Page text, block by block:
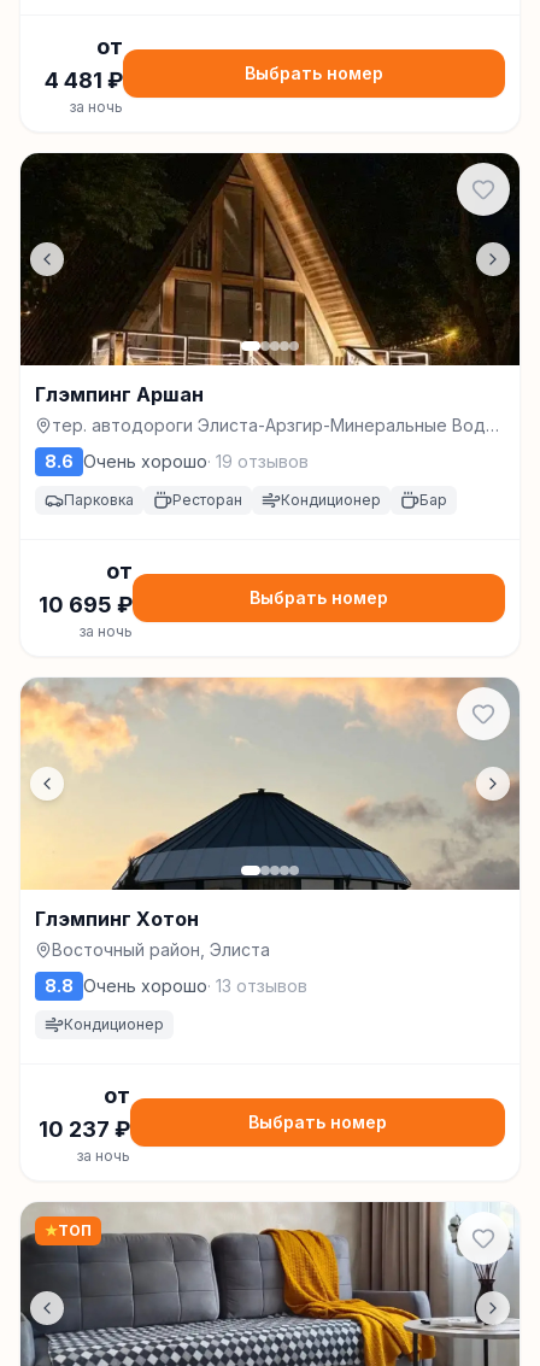
от
4 481 ₽
за ночь
Выбрать номер
Глэмпинг Аршан
тер. автодороги Элиста-Арзгир-Минеральные Воды,
км 3-й, з/у 3, Элиста
8.6 Очень хорошо· 19 отзывов
Парковка Ресторан Кондиционер Бар
от
10 695 ₽
за ночь
Выбрать номер
Глэмпинг Хотон
Восточный район, Элиста
8.8 Очень хорошо· 13 отзывов
Кондиционер
от
10 237 ₽
за ночь
Выбрать номер
★ТОП